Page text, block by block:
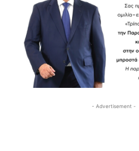
- Advertisement -